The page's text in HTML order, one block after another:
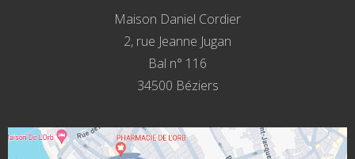
Maison Daniel Cordier
2, rue Jeanne Jugan
Bal n° 116
34500 Béziers